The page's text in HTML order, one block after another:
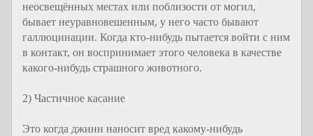
неосвещённых местах или поблизости от могил,
бывает неуравновешенным, у него часто бывают
галлюцинации. Когда кто-нибудь пытается войти с ним
в контакт, он воспринимает этого человека в качестве
какого-нибудь страшного животного.
2) Частичное касание
Это когда джинн наносит вред какому-нибудь